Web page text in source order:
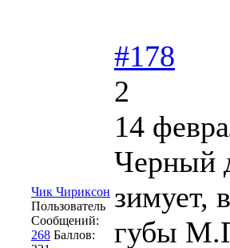
Чик Чириксон
Пользователь
Сообщений:
268 Баллов:
#178
2
14
Черный
зимует,
губы